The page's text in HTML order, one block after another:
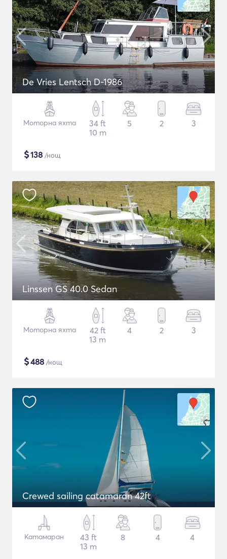
De Vries Lentsch D-1986
Моторна яхта
34 ft
10 m
5 2 3
$138 /нощ
Linssen GS 40.0 Sedan
Моторна яхта
42 ft
13 m
4 2 3
$488 /нощ
Crewed sailing catamaran 42ft
Катамаран
43 ft
13 m
8 4 4